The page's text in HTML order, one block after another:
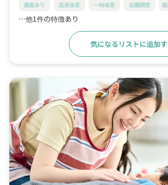
園庭あり 延長保育 一時保育 自園調理 連
…他1件の特徴あり
気になるリストに追加